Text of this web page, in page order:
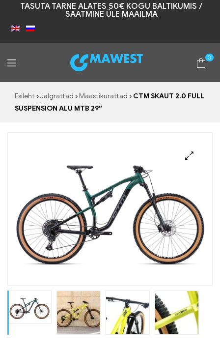
TASUTA TARNE ALATES 50€ KOGU BALTIKUMIS /
SAATMINE ÜLE MAAILMA
Mawest
0
Esileht Jalgrattad Maastikurattad
CTM SKAUT 2.0 FULL
SUSPENSION ALU MTB 29″